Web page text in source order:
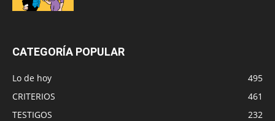
CATEGORÍA POPULAR
Lo de hoy
495
CRITERIOS
461
TESTIGOS
232